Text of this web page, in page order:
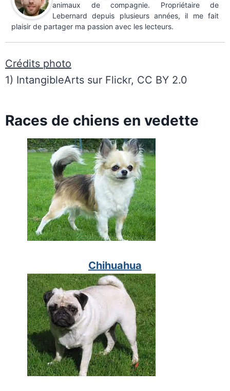
animaux de compagnie. Propriétaire de
Lebernard depuis plusieurs années, il me fait
plaisir de partager ma passion avec les lecteurs.
Crédits photo
1) IntangibleArts sur Flickr, CC BY 2.0
Races de chiens en vedette
Chihuahua